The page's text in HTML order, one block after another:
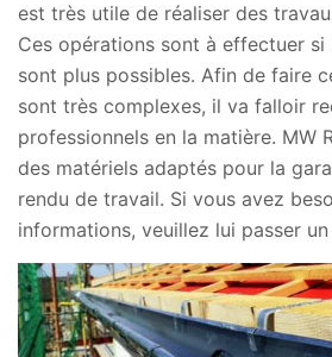
est très utile de réaliser des
Ces opérations sont à effectuer si
sont plus possibles. Afin de faire
sont très complexes, il va falloir
professionnels en la matière. MW
des matériels adaptés pour la
rendu de travail. Si vous avez
informations, veuillez lui passer